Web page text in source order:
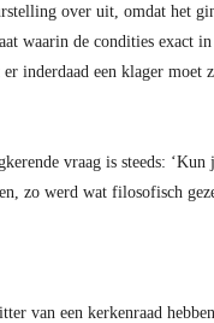
over uit, omdat het
waarin de condities exact
inderdaad een klager moet
vraag is steeds:
zo werd wat filosofisch
van een kerkenraad